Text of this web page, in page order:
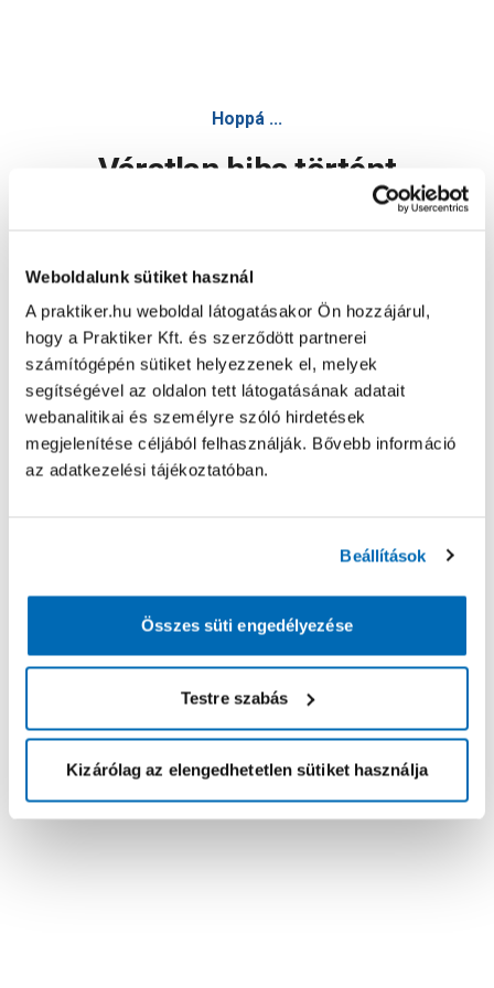
Weboldalunk sütiket használ
A praktiker.hu weboldal látogatásakor Ön hozzájárul,
hogy a Praktiker Kft. és szerződött partnerei
számítógépén sütiket helyezzenek el, melyek
segítségével az oldalon tett látogatásának adatait
webanalitikai és személyre szóló hirdetések
megjelenítése céljából felhasználják. Bővebb információ
az adatkezelési tájékoztatóban.
Beállítások
Összes süti engedélyezése
Testre szabás
Kizárólag az elengedhetetlen sütiket használja
Hoppá ...
Váratlan hiba történt
Oldal újratöltése